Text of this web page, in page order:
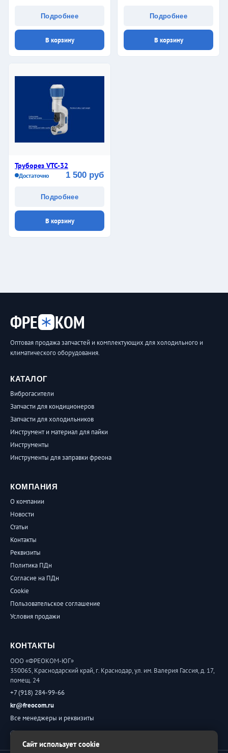
Подробнее
В корзину
Подробнее
В корзину
Труборез VTC-32
Достаточно 1 500 руб
Подробнее
В корзину
ФРЕ КОМ
Оптовая продажа запчастей и комплектующих для холодильного и
климатического оборудования.
КАТАЛОГ
Виброгасители
Запчасти для кондиционеров
Запчасти для холодильников
Инструмент и материал для пайки
Инструменты
Инструменты для заправки фреона
КОМПАНИЯ
О компании
Новости
Статьи
Контакты
Реквизиты
Политика ПДн
Согласие на ПДн
Cookie
Пользовательское соглашение
Условия продажи
КОНТАКТЫ
ООО «ФРЕОКОМ-ЮГ»
350065, Краснодарский край, г. Краснодар, ул. им. Валерия Гассия, д. 17,
помещ. 24
+7 (918) 284-99-66
kr@freocom.ru
Все менеджеры и реквизиты
Обратная связь
Сайт использует cookie